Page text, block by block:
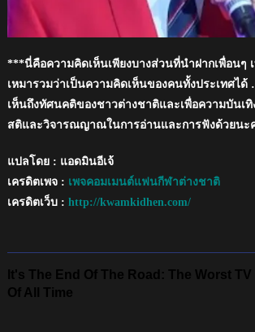
***นี่คือความคิดเห็นเพียงบางส่วนที่นำฝากเพื่อนๆ
เหมารวมว่าเป็นความคิดเห็นของคนทั้งประเทศได้
เห็นถึงทัศนคติของชาวต่างชาติและเพื่อความบันเ
สติและวิจารณญาณในการอ่านและการฟังด้วยนะ
แปลโดย : แอดมินอีเจ้
เครดิตเพจ : เพจคอมเมนต์แฟนกีฬาต่างชาติ
เครดิตเว็บ : http://kwamkidhen.com/